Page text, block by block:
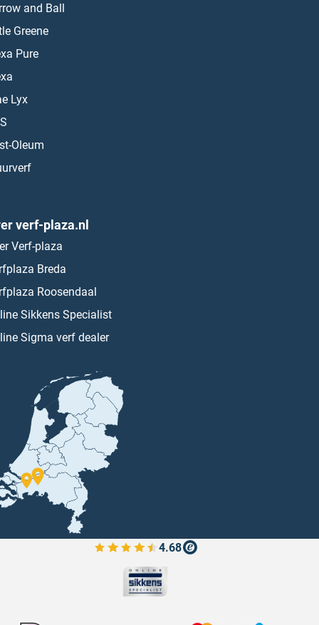
and Ball
Greene
Pure
Lyx
Oleum
verf-plaza.nl
Verf-plaza
Breda
Roosendaal
Sikkens Specialist
Sigma verf dealer
4.68
Bekijk de verfplaza beoordelingen